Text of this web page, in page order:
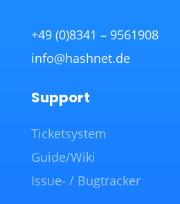
+49 (0)8341 – 9561908
info@hashnet.de
Support
Ticketsystem
Guide/Wiki
Issue- / Bugtracker